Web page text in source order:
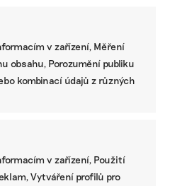
v zařízení, Měření
obsahu, Porozumění publiku
kombinací údajů z různých
v zařízení, Použití
Vytváření profilů pro